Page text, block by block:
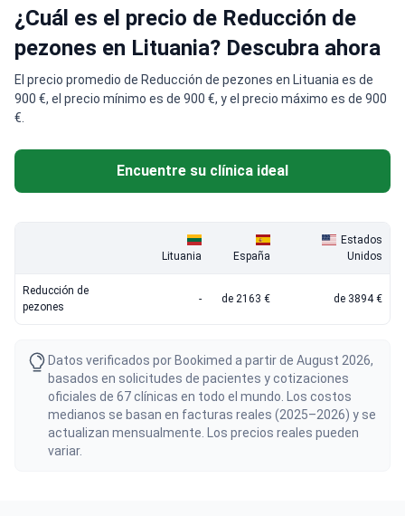
¿Cuál es el precio de Reducción de
pezones en Lituania? Descubra ahora
El precio promedio de Reducción de pezones en Lituania es de
900 €, el precio mínimo es de 900 €, y el precio máximo es de 900
€.
Encuentre su clínica ideal
Lituania España
Estados
Unidos
Reducción de
pezones
- de 2163 € de 3894 €
Datos verificados por Bookimed a partir de August 2026,
basados en solicitudes de pacientes y cotizaciones
oficiales de 67 clínicas en todo el mundo. Los costos
medianos se basan en facturas reales (2025–2026) y se
actualizan mensualmente. Los precios reales pueden
variar.